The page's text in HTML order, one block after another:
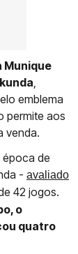
Munique
emblema
permite aos
venda.
época de
- avaliado
42 jogos.
o
quatro